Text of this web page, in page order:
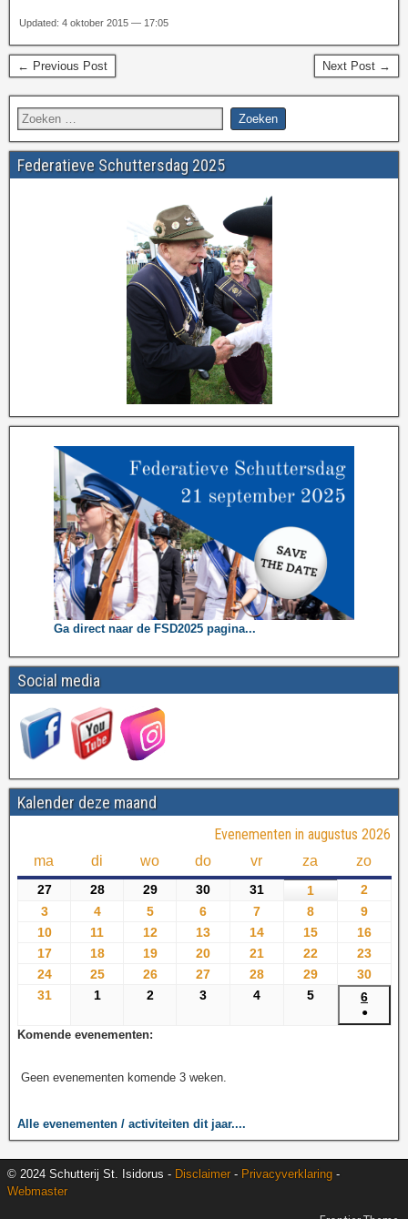
Updated: 4 oktober 2015 — 17:05
← Previous Post Next Post →
Federatieve Schuttersdag 2025
Ga direct naar de FSD2025 pagina...
Social media
Kalender deze maand
Evenementen in augustus 2026
ma di wo do vr za zo
27 28 29 30 31 1
2
3
4 5 6 7 8
9
10
11 12 13 14 15
16
17
18 19 20 21 22
23
24
25 26 27 28 29
30
31
1 2 3 4 5 6
●
Komende evenementen:
Geen evenementen komende 3 weken.
Alle evenementen / activiteiten dit jaar....
© 2024 Schutterij St. Isidorus - Disclaimer - Privacyverklaring -
Webmaster